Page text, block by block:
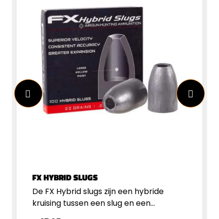
FX HYBRID SLUGS
De FX Hybrid slugs zijn een hybride
kruising tussen een slug en een